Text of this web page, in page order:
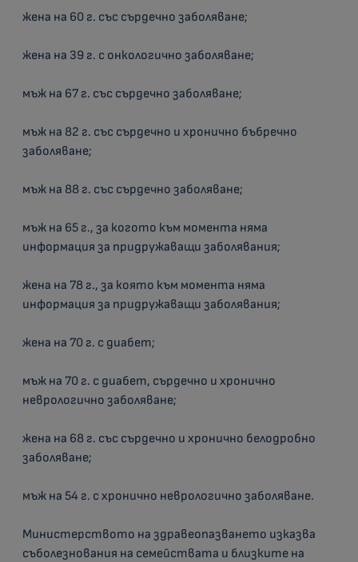
жена на 60 г. със сърдечно заболяване;
жена на 39 г. с онкологично заболяване;
мъж на 67 г. със сърдечно заболяване;
мъж на 82 г. със сърдечно и хронично бъбречно
заболяване;
мъж на 88 г. със сърдечно заболяване;
мъж на 65 г., за когото към момента няма
информация за придружаващи заболявания;
жена на 78 г., за която към момента няма
информация за придружаващи заболявания;
жена на 70 г. с диабет;
мъж на 70 г. с диабет, сърдечно и хронично
неврологично заболяване;
жена на 68 г. със сърдечно и хронично белодробно
заболяване;
мъж на 54 г. с хронично неврологично заболяване.
Министерството на здравеопазването изказва
съболезнования на семействата и близките на